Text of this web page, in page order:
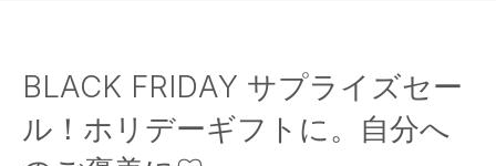
BLACK FRIDAY サプライズセー
ル！ホリデーギフトに。自分へ